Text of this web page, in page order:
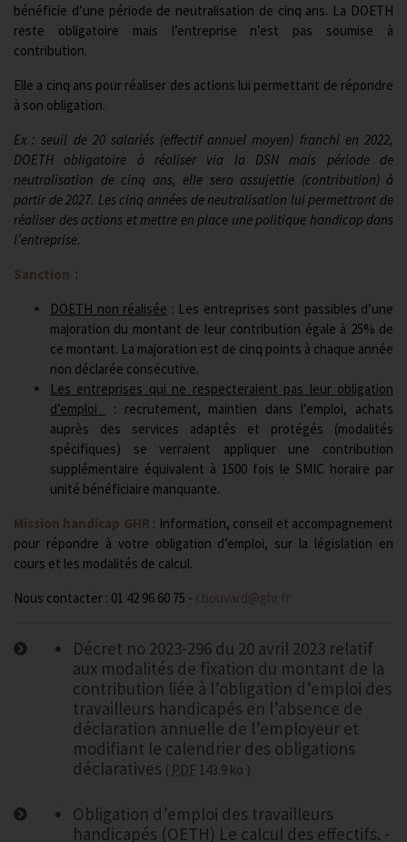
bénéficie d’une période de neutralisation de cinq ans. La DOETH
reste obligatoire mais l’entreprise n’est pas soumise à
contribution.
Elle a cinq ans pour réaliser des actions lui permettant de répondre
à son obligation.
Ex : seuil de 20 salariés (effectif annuel moyen) franchi en 2022,
DOETH obligatoire à réaliser via la DSN mais période de
neutralisation de cinq ans, elle sera assujettie (contribution) à
partir de 2027. Les cinq années de neutralisation lui permettront de
réaliser des actions et mettre en place une politique handicap dans
l’entreprise.
Sanction :
DOETH non réalisée : Les entreprises sont passibles d’une
majoration du montant de leur contribution égale à 25% de
ce montant. La majoration est de cinq points à chaque année
non déclarée consécutive.
Les entreprises qui ne respecteraient pas leur obligation
d’emploi
: recrutement, maintien dans l’emploi, achats
auprès des services adaptés et protégés (modalités
spécifiques) se verraient appliquer une contribution
supplémentaire équivalent à 1500 fois le SMIC horaire par
unité bénéficiaire manquante.
Mission handicap GHR : Information, conseil et accompagnement
pour répondre à votre obligation d’emploi, sur la législation en
cours et les modalités de calcul.
Nous contacter : 01 42 96 60 75 - r.bouvard@ghr.fr
Décret no 2023-296 du 20 avril 2023 relatif
aux modalités de fixation du montant de la
contribution liée à l’obligation d’emploi des
travailleurs handicapés en l’absence de
déclaration annuelle de l’employeur et
modifiant le calendrier des obligations
déclaratives
PDF 143.9 ko
Obligation d’emploi des travailleurs
handicapés (OETH) Le calcul des effectifs. -